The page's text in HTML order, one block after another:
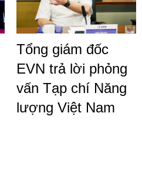
Tổng giám đốc
EVN trả lời phỏng
vấn Tạp chí Năng
lượng Việt Nam